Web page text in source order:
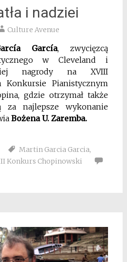
i nadziei
Culture Avenue
García, zwycięzcą
w Cleveland i
nagrody na XVIII
Konkursie Pianistycznym
gdzie otrzymał także
za najlepsze wykonanie
Bożena U. Zaremba.
Martin Garcia Garcia,
Konkurs Chopinowski